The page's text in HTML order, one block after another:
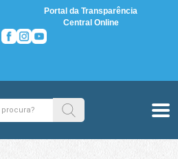
Portal da Transparência
Central Online